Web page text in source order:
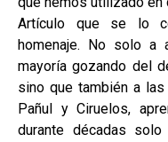
Artículo que se lo
homenaje. No solo a
mayoría gozando del
sino que también a
Pañul y Ciruelos,
durante décadas